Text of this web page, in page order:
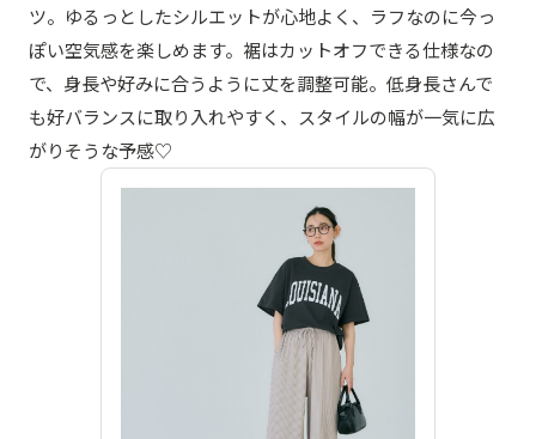
ツ。ゆるっとしたシルエットが心地よく、ラフなのに今っ
ぽい空気感を楽しめます。裾はカットオフできる仕様なの
で、身長や好みに合うように丈を調整可能。低身長さんで
も好バランスに取り入れやすく、スタイルの幅が一気に広
がりそうな予感♡